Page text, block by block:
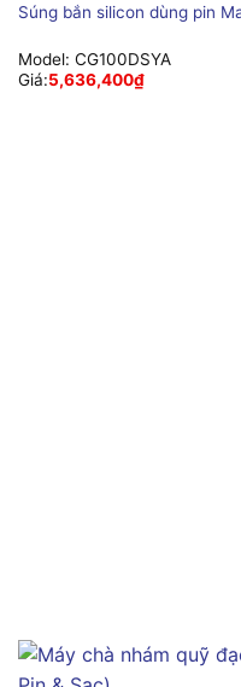
Súng bắn silicon dùng pin
Model: CG100DSYA
Giá:5,636,400₫